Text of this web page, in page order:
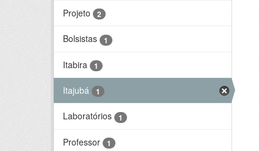
Projeto 2
Bolsistas 1
Itabira 1
Itajubá 1
Laboratórios 1
Professor 1